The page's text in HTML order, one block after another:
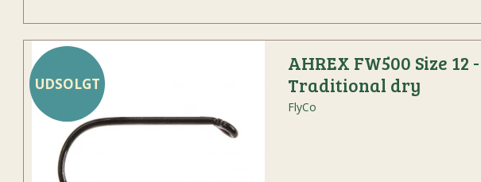
UDSOLGT
AHREX FW500 Size 12 -
Traditional dry
FlyCo